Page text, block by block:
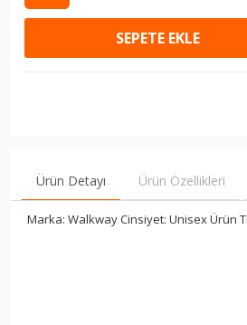
SEPETE EKLE
Ürün Detayı Ürün Özellikleri
Marka: Walkway Cinsiyet: Unisex Ürün